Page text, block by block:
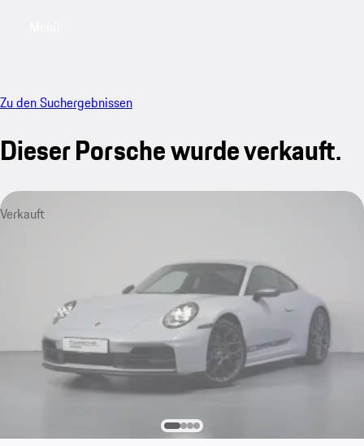
Zu den Suchergebnissen
Dieser Porsche wurde verkauft.
Verkauft